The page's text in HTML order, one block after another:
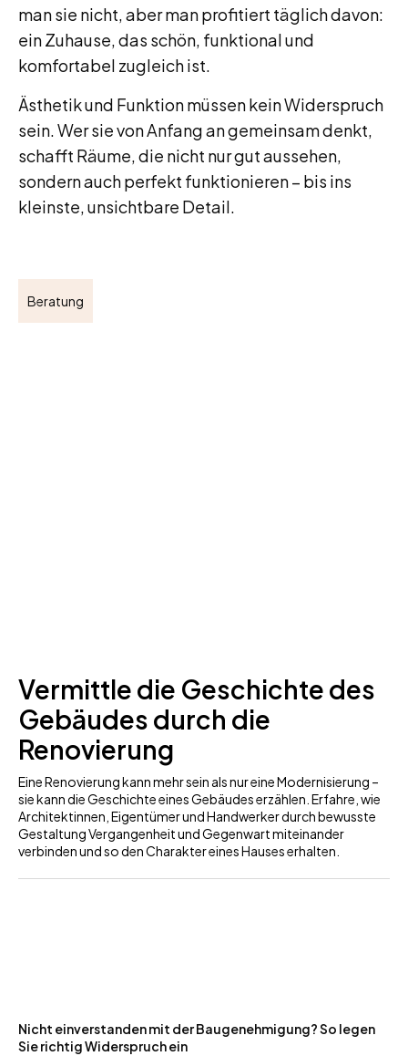
man sie nicht, aber man profitiert täglich davon:
ein Zuhause, das schön, funktional und
komfortabel zugleich ist.
Ästhetik und Funktion müssen kein Widerspruch
sein. Wer sie von Anfang an gemeinsam denkt,
schafft Räume, die nicht nur gut aussehen,
sondern auch perfekt funktionieren – bis ins
kleinste, unsichtbare Detail.
Beratung
Vermittle die Geschichte des
Gebäudes durch die
Renovierung
Eine Renovierung kann mehr sein als nur eine Modernisierung –
sie kann die Geschichte eines Gebäudes erzählen. Erfahre, wie
Architektinnen, Eigentümer und Handwerker durch bewusste
Gestaltung Vergangenheit und Gegenwart miteinander
verbinden und so den Charakter eines Hauses erhalten.
Nicht einverstanden mit der Baugenehmigung? So legen
Sie richtig Widerspruch ein